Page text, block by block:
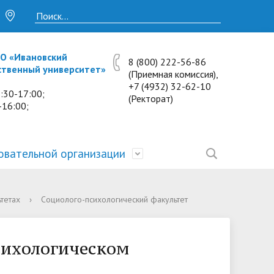
«Ивановский
университет»
17:00;
8 (800) 222-56-86
(Приемная комиссия),
+7 (4932) 32-62-10
(Ректорат)
• Исследования и проекты
• Противодействие коррупции
• Платные образовательные услуги
• Многопрофильная зимняя школа.
• Калькулятор пени
• Дистанционное обучение
• Отзывы выпускников
организации
• Образование
› Социолого-психологический факультет